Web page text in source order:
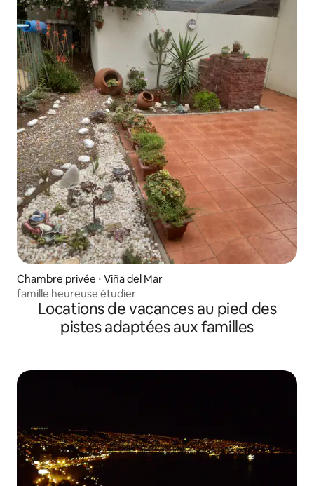
Chambre privée ⋅ Viña del Mar
famille heureuse étudier
Locations de vacances au pied des
pistes adaptées aux familles